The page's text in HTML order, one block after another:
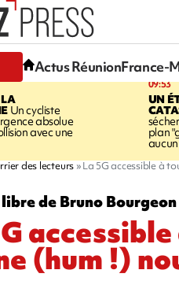
Actus RéunionFrance-
Un cycliste
absolue
avec une
09:53
UN
plan
des lecteurs La 5G accessible à
de Bruno Bourgeon
accessible
(hum !)